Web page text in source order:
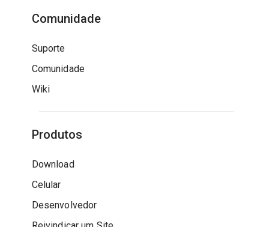
Comunidade
Suporte
Comunidade
Wiki
Produtos
Download
Celular
Desenvolvedor